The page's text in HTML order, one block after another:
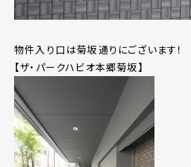
物件入り口は菊坂通りにございます！
【ザ・パークハビオ本郷菊坂】